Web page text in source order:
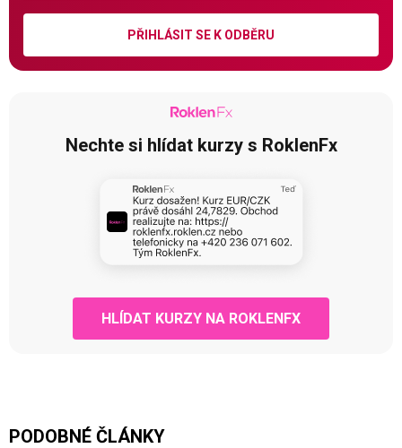
PŘIHLÁSIT SE K ODBĚRU
Nechte si hlídat kurzy s RoklenFx
HLÍDAT KURZY NA ROKLENFX
PODOBNÉ ČLÁNKY